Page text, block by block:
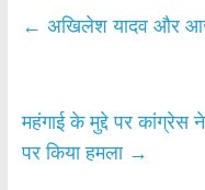
b
k
er s
p
← अखिलेश यादव और
महंगाई के मुद्दे पर
पर किया हमला →